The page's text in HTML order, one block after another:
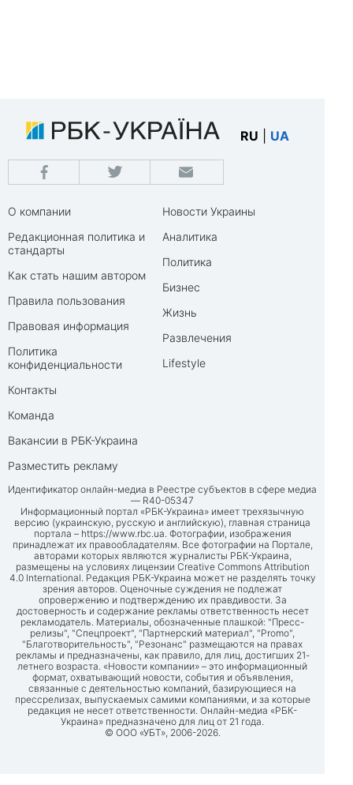
RU UA
О компании
Редакционная политика и
стандарты
Как стать нашим автором
Правила пользования
Правовая информация
Политика
конфиденциальности
Контакты
Команда
Вакансии в РБК-Украина
Разместить рекламу
Новости Украины
Аналитика
Политика
Бизнес
Жизнь
Развлечения
Lifestyle
Идентификатор онлайн-медиа в Реестре субъектов в сфере медиа
— R40-05347
Информационный портал «РБК-Украина» имеет трехязычную
версию (украинскую, русскую и английскую), главная страница
портала – https://www.rbc.ua. Фотографии, изображения
принадлежат их правообладателям. Все фотографии на Портале,
авторами которых являются журналисты РБК-Украина,
размещены на условиях лицензии Creative Commons Attribution
4.0 International. Редакция РБК-Украина может не разделять точку
зрения авторов. Оценочные суждения не подлежат
опровержению и подтверждению их правдивости. За
достоверность и содержание рекламы ответственность несет
рекламодатель. Материалы, обозначенные плашкой: "Пресс-
релизы", "Спецпроект", "Партнерский материал", "Promo",
"Благотворительность", "Резонанс" размещаются на правах
рекламы и предназначены, как правило, для лиц, достигших 21-
летнего возраста. «Новости компании» – это информационный
формат, охватывающий новости, события и объявления,
связанные с деятельностью компаний, базирующиеся на
прессрелизах, выпускаемых самими компаниями, и за которые
редакция не несет ответственности. Онлайн-медиа «РБК-
Украина» предназначено для лиц от 21 года.
© ООО «УБТ», 2006-2026.